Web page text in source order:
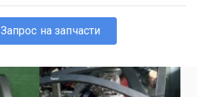
Запрос на запчасти